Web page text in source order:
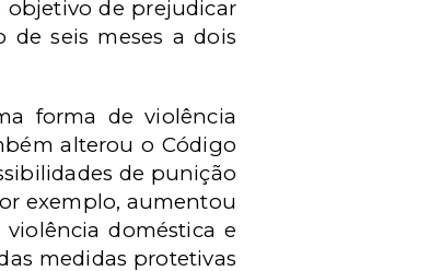
objetivo de prejudicar
de seis meses a dois
forma de violência
alterou o Código
de punição
exemplo, aumentou
doméstica e
medidas protetivas